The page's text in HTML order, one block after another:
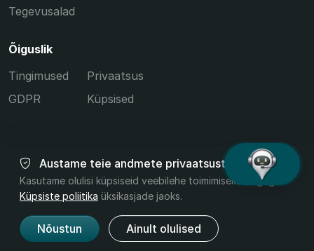
Tegevusalad
Õiguslik
Tingimused
Privaatsus
GDPR
Küpsised
© 2026 Tissia. Kõik õigused kaitstud.
Kaitstud
Toode
Carpathica Authentic
v2.42.16
Austame teie andmete privaatsust
Kasutame olulisi küpsiseid veebilehe toimimiseks. Lugege
Küpsiste poliitika üksikasjade jaoks.
Nõustun Ainult olulised